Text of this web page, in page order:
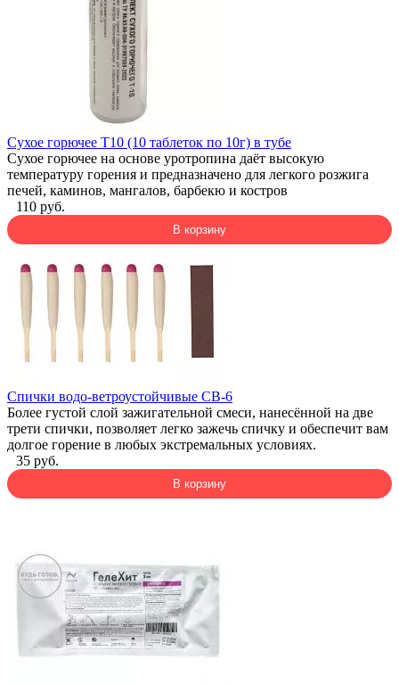
Сухое горючее Т10 (10 таблеток по 10г) в тубе
Сухое горючее на основе уротропина даёт высокую
температуру горения и предназначено для легкого розжига
печей, каминов, мангалов, барбекю и костров
110 руб.
В корзину
Спички водо-ветроустойчивые СВ-6
Более густой слой зажигательной смеси, нанесённой на две
трети спички, позволяет легко зажечь спичку и обеспечит вам
долгое горение в любых экстремальных условиях.
35 руб.
В корзину